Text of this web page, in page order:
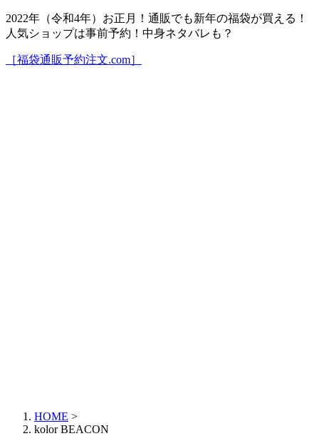
2022年（令和4年）お正月！通販でも新年の福袋が買える！
人気ショップは事前予約！中身ネタバレも？
［福袋通販予約注文.com］
HOME >
kolor BEACON